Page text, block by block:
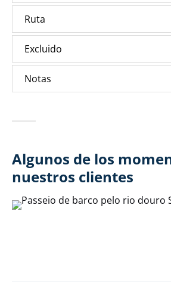
Ruta
Excluido
Notas
Algunos de los
nuestros clientes